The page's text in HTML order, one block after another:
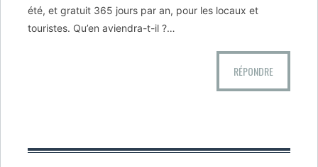
été, et gratuit 365 jours par an, pour les locaux et
touristes. Qu’en aviendra-t-il ?…
RÉPONDRE